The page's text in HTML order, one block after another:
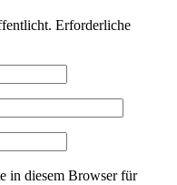
Erforderliche
in diesem Browser für